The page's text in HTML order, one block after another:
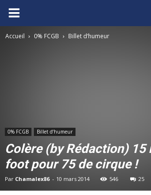
FCGB.net
Accueil 0% FCGB Billet d‘humeur
0% FCGB Billet d‘humeur
Colère (by Rédaction) 15
foot pour 75 de cirque !
Par Chamalex86 - 10 mars 2014 546 25